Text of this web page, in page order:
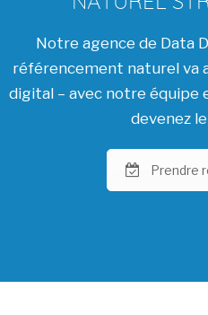
Notre agence de Data
référencement naturel va
digital – avec notre équipe
devenez
Prendre